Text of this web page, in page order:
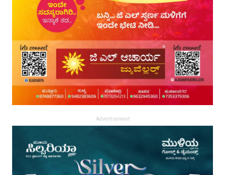
Advertisement